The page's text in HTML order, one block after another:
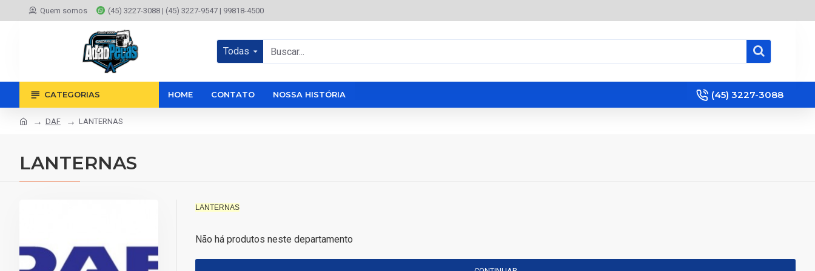
Quem somos (45) 3227-3088 | (45) 3227-9547 | 99818-4500
Todas
CATEGORIAS HOME CONTATO NOSSA HISTÓRIA (45) 3227-3088
DAF LANTERNAS
LANTERNAS
LANTERNAS
Não há produtos neste departamento